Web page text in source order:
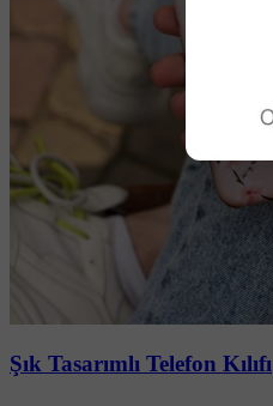
Şık Tasarımlı Telefon Kılıfı